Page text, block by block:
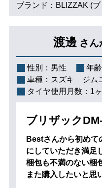
ブランド：BLIZZAK (
渡邊 さん
性別： 男性 年齢
車種： スズキ ジム
タイヤ使用月数： 1
ブリザック
Bestさんから初めて
にしていただき満足
梱包も不満のない梱
また購入したいと思